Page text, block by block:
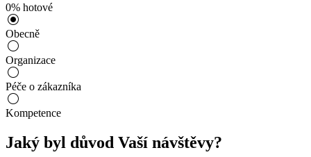
0% hotové
Obecně
Organizace
Péče o zákazníka
Kompetence
Jaký byl důvod Vaší návštěvy?